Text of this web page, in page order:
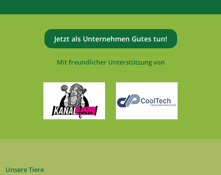
Jetzt als Unternehmen Gutes tun!
Mit freundlicher Unterstützung von
Unsere Tiere